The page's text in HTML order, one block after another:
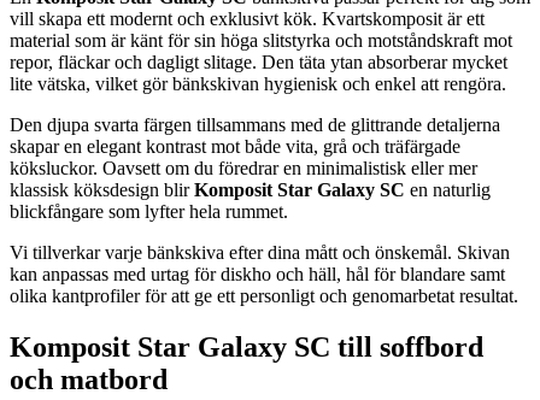
vill skapa ett modernt och exklusivt kök. Kvartskomposit är ett
material som är känt för sin höga slitstyrka och motståndskraft mot
repor, fläckar och dagligt slitage. Den täta ytan absorberar mycket
lite vätska, vilket gör bänkskivan hygienisk och enkel att rengöra.
Den djupa svarta färgen tillsammans med de glittrande detaljerna
skapar en elegant kontrast mot både vita, grå och träfärgade
köksluckor. Oavsett om du föredrar en minimalistisk eller mer
klassisk köksdesign blirKomposit Star Galaxy SC en naturlig
blickfångare som lyfter hela rummet.
Vi tillverkar varje bänkskiva efter dina mått och önskemål. Skivan
kan anpassas med urtag för diskho och häll, hål för blandare samt
olika kantprofiler för att ge ett personligt och genomarbetat resultat.
Komposit Star Galaxy SC till soffbord
och matbord